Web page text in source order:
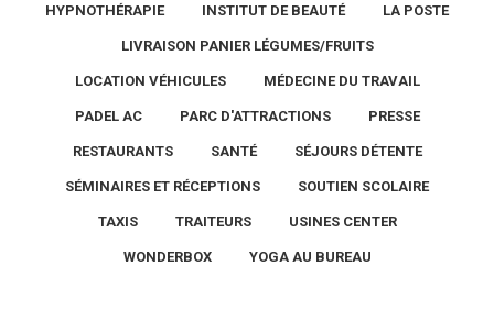
HYPNOTHÉRAPIE INSTITUT DE BEAUTÉ LA POSTE
LIVRAISON PANIER LÉGUMES/FRUITS
LOCATION VÉHICULES MÉDECINE DU TRAVAIL
PADEL AC PARC D'ATTRACTIONS PRESSE
RESTAURANTS SANTÉ SÉJOURS DÉTENTE
SÉMINAIRES ET RÉCEPTIONS SOUTIEN SCOLAIRE
TAXIS TRAITEURS USINES CENTER
WONDERBOX YOGA AU BUREAU